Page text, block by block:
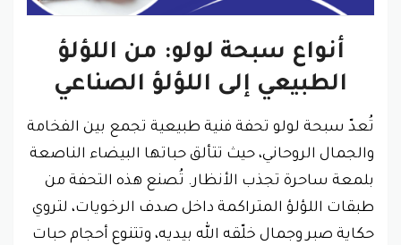
أنواع سبحة لولو: من اللؤلؤ
الطبيعي إلى اللؤلؤ الصناعي
تُعدّ سبحة لولو تحفة فنية طبيعية تجمع بين الفخامة
والجمال الروحاني، حيث تتألق حباتها البيضاء الناصعة
بلمعة ساحرة تجذب الأنظار. تُصنع هذه التحفة من
طبقات اللؤلؤ المتراكمة داخل صدف الرخويات، لتروي
حكاية صبر وجمال خلّقه الله بيديه، وتتنوع أحجام حبات